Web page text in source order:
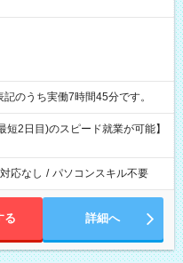
16:30～1:10 ※表記のうち実働7時間45分です。
2日目)のスピード就業が可能】
応なし / パソコンスキル不要
る 詳細へ